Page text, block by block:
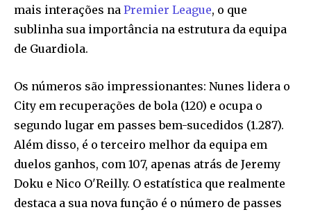
mais interações na Premier League, o que
sublinha sua importância na estrutura da equipa
de Guardiola.
Os números são impressionantes: Nunes lidera o
City em recuperações de bola (120) e ocupa o
segundo lugar em passes bem-sucedidos (1.287).
Além disso, é o terceiro melhor da equipa em
duelos ganhos, com 107, apenas atrás de Jeremy
Doku e Nico O'Reilly. O estatística que realmente
destaca a sua nova função é o número de passes